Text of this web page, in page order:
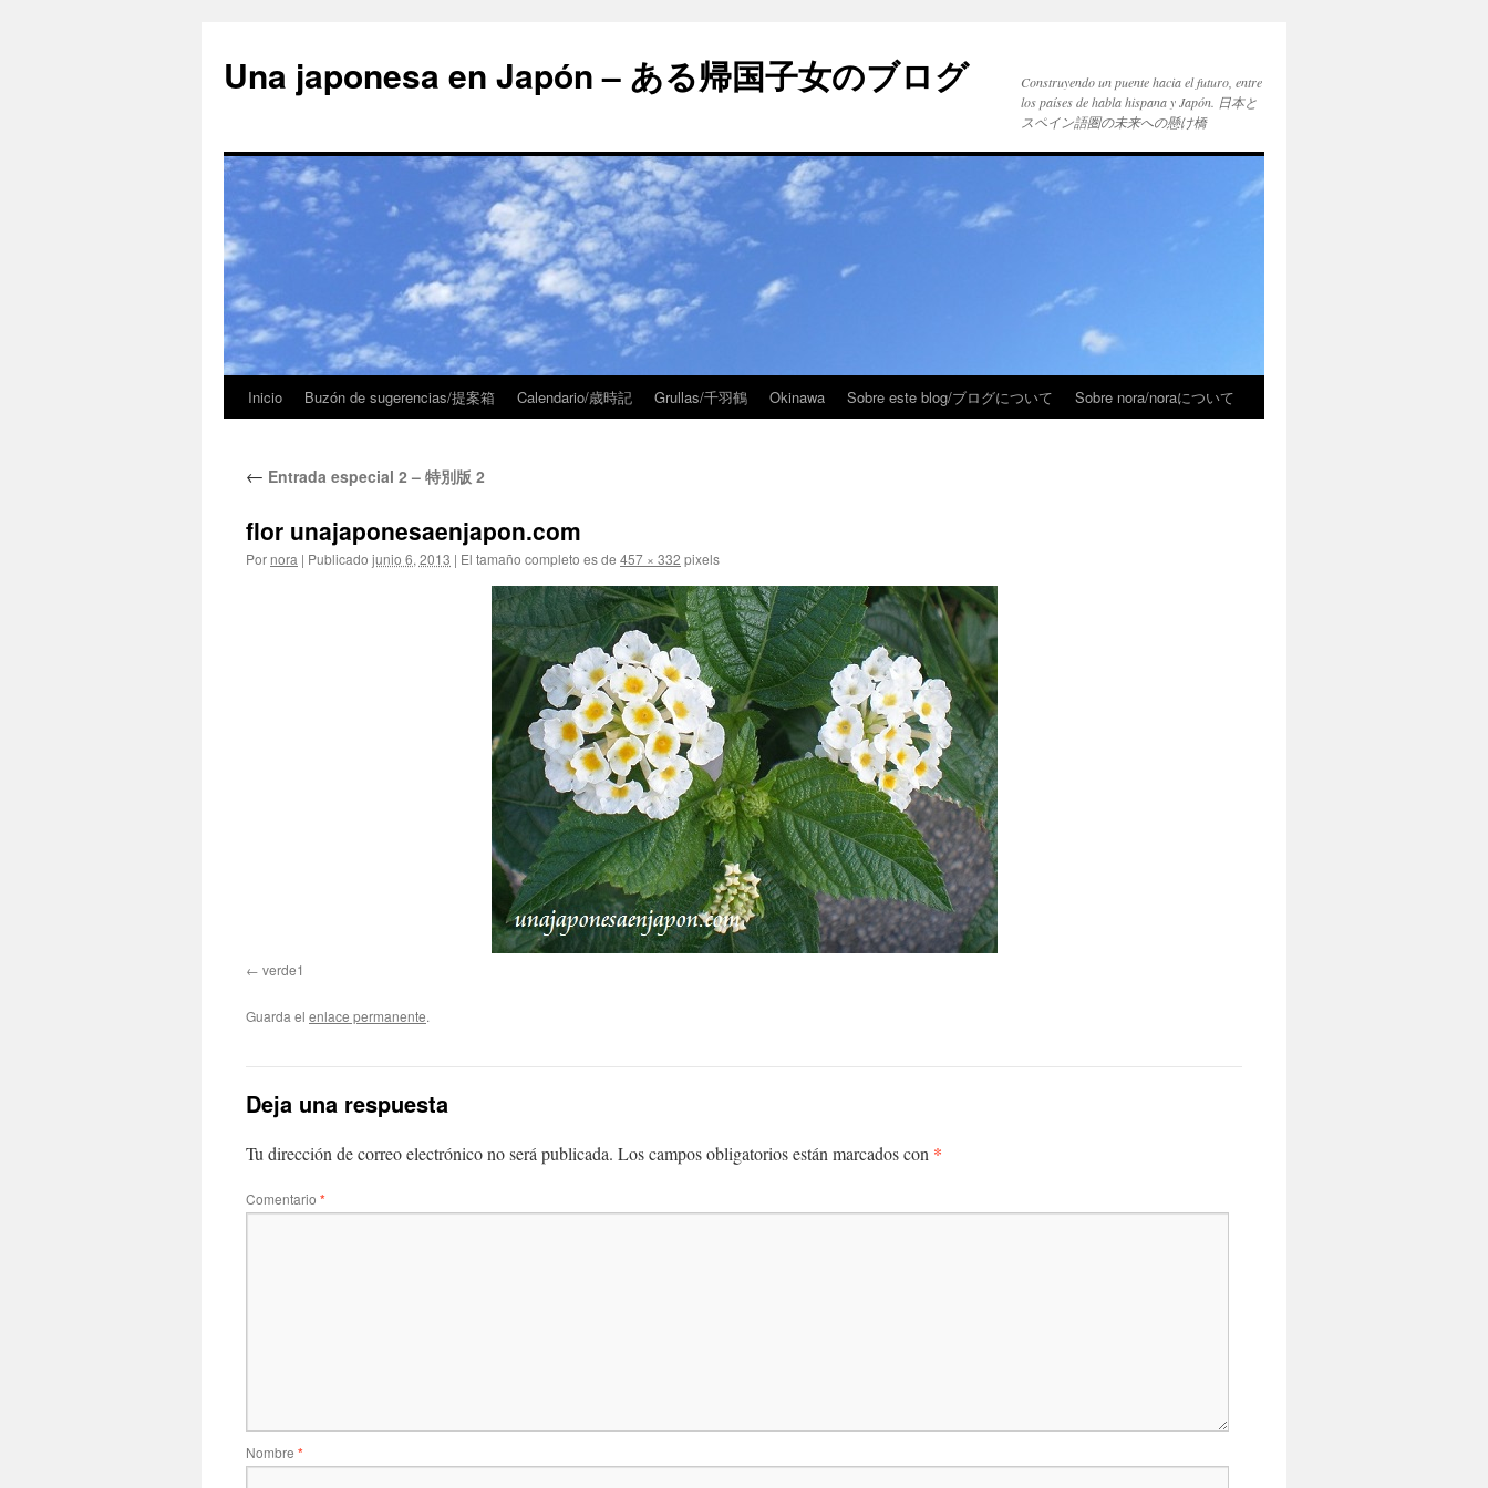
Una japonesa en Japón – ある帰国子女のブログ
Construyendo un puente hacia el futuro, entre
los países de habla hispana y Japón. 日本と
スペイン語圏の未来への懸け橋
Inicio Buzón de sugerencias/提案箱 Calendario/歳時記 Grullas/千羽鶴 Okinawa Sobre este blog/ブログについて Sobre nora/noraについて
← Entrada especial 2 – 特別版 2
flor unajaponesaenjapon.com
Por nora | Publicado junio 6, 2013 | El tamaño completo es de 457 × 332 pixels
verde1
Guarda el enlace permanente.
Deja una respuesta
Tu dirección de correo electrónico no será publicada. Los campos obligatorios están marcados con *
Comentario *
Nombre *